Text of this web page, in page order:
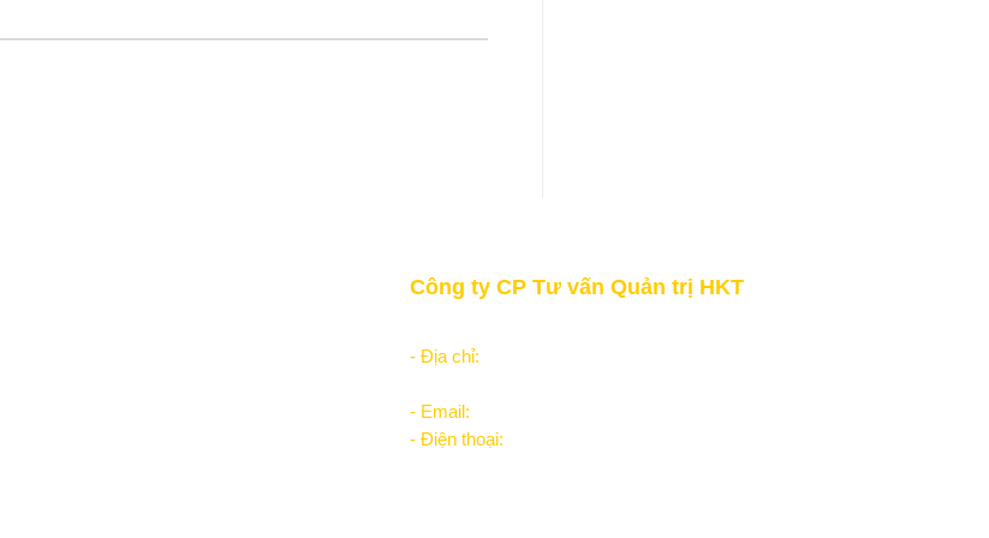
Công ty CP Tư vấn Quản trị HKT
- Địa chỉ:
- Email:
- Điện thoại: